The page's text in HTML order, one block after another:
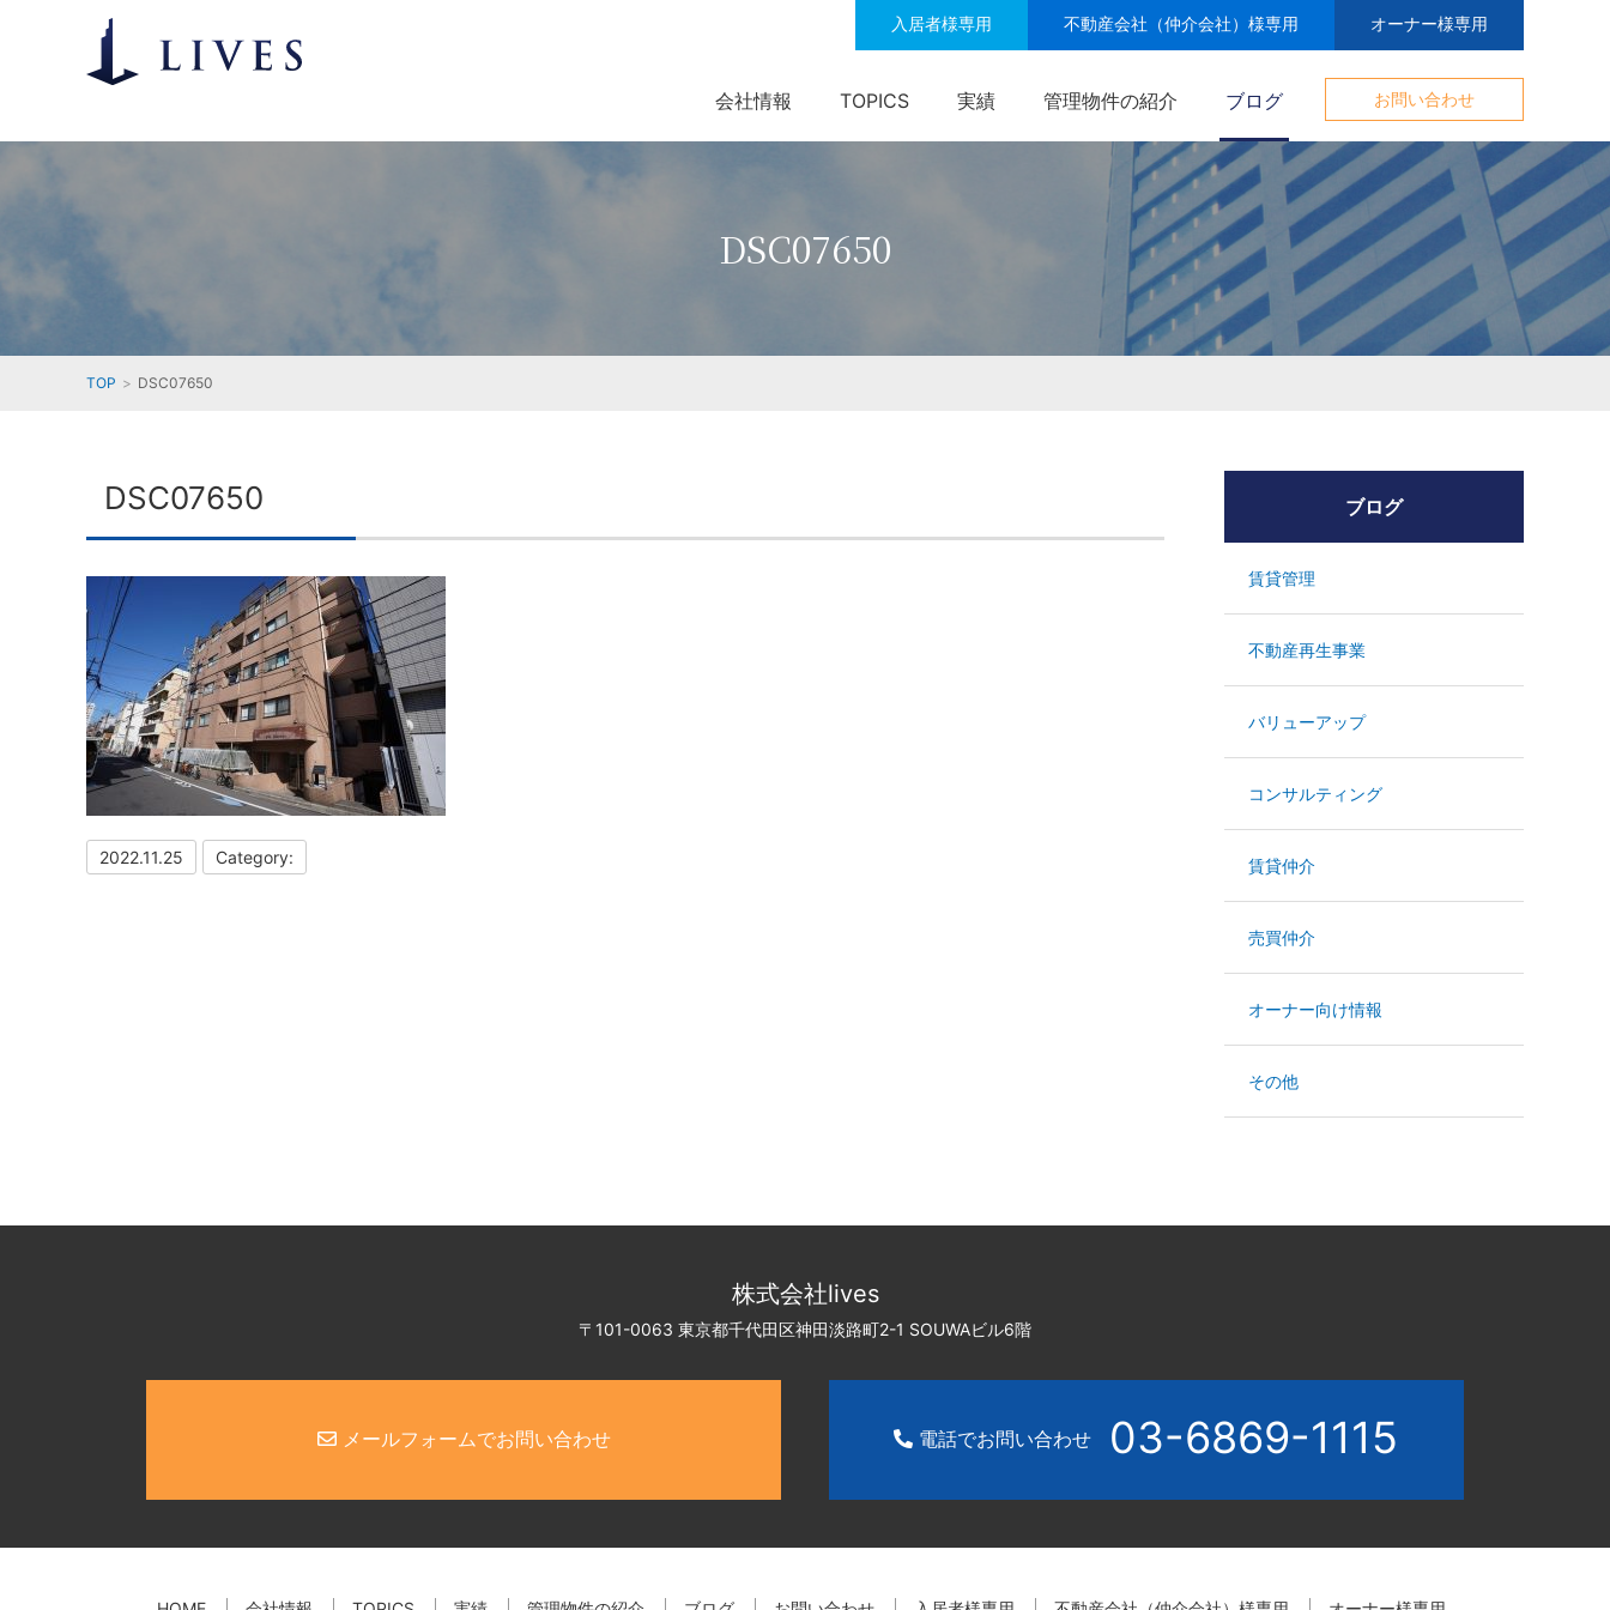
入居者様専用 不動産会社（仲介会社）様専用 オーナー様専用
会社情報 TOPICS 実績 管理物件の紹介 ブログ お問い合わせ
DSC07650
TOP DSC07650
DSC07650
2022.11.25 Category:
ブログ
賃貸管理
不動産再生事業
バリューアップ
コンサルティング
賃貸仲介
売買仲介
オーナー向け情報
その他
株式会社lives
〒101-0063 東京都千代田区神田淡路町2-1 SOUWAビル6階
メールフォームでお問い合わせ 電話でお問い合わせ 03-6869-1115